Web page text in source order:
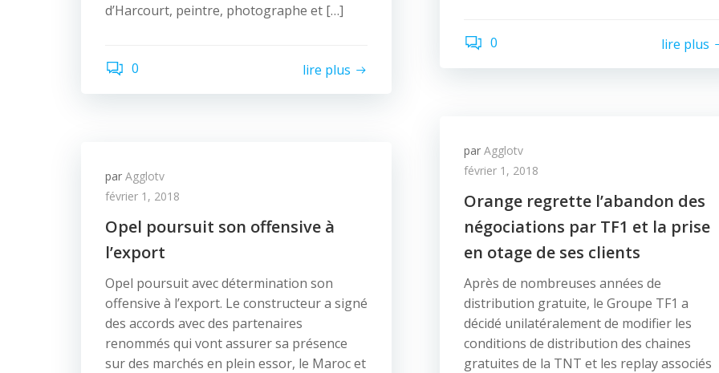
d’Harcourt, peintre, photographe et […]
0 lire plus
0 lire plus
par Agglotv
février 1, 2018
Orange regrette l’abandon des
négociations par TF1 et la prise
en otage de ses clients
Après de nombreuses années de
distribution gratuite, le Groupe TF1 a
décidé unilatéralement de modifier les
conditions de distribution des chaines
gratuites de la TNT et les replay associés
par Agglotv
février 1, 2018
Opel poursuit son offensive à
l’export
Opel poursuit avec détermination son
offensive à l’export. Le constructeur a signé
des accords avec des partenaires
renommés qui vont assurer sa présence
sur des marchés en plein essor, le Maroc et